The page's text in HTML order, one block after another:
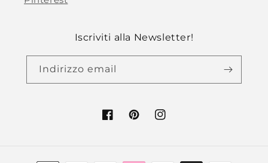
Iscriviti alla Newsletter!
Indirizzo email
FacebookPinterestInstagram